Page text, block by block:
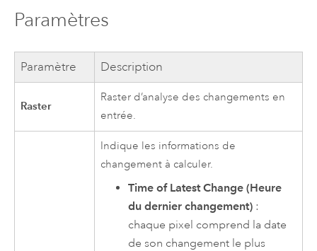
Paramètres
Paramètre Description
Raster
Raster d’analyse des changements en
entrée.
Indique les informations de
changement à calculer.
Time of Latest Change (Heure
du dernier changement) :
chaque pixel comprend la date
de son changement le plus